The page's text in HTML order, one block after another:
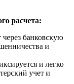
расчета:
через банковскую
и
и легко
учет и